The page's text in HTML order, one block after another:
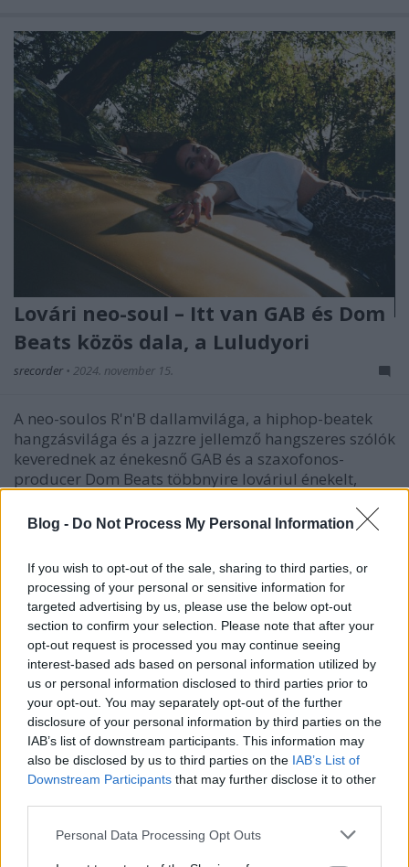
Blog - Do Not Process My Personal Information
If you wish to opt-out of the sale, sharing to third parties, or
processing of your personal or sensitive information for
targeted advertising by us, please use the below opt-out
section to confirm your selection. Please note that after your
opt-out request is processed you may continue seeing
interest-based ads based on personal information utilized by
us or personal information disclosed to third parties prior to
your opt-out. You may separately opt-out of the further
disclosure of your personal information by third parties on the
IAB’s list of downstream participants. This information may
also be disclosed by us to third parties on the IAB’s List of
Downstream Participants that may further disclose it to other
Please note that this website/app uses one or more Google
Personal Data Processing Opt Outs
Lovári neo-soul – Itt van GAB és Dom
Beats közös dala, a Luludyori
srecorder • 2024. november 15.
A neo-soulos R'n'B dallamvilága, a hiphop-beatek
hangzásvilága és a jazzre jellemző hangszeres szólók
keverednek az énekesnő GAB és a szaxofonos-
producer Dom Beats többnyire lováriul énekelt,
„A lehető legtöbb oldalról nyújt zenei